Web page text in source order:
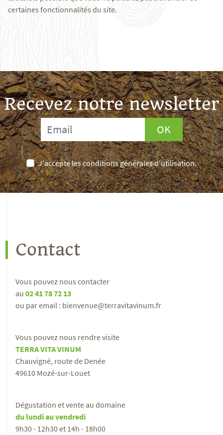
certaines fonctionnalités du site.
Recevez notre newsletter
OK
J'accepte les conditions générales d'utilisation.
Contact
Vous pouvez nous contacter
au 02 41 78 72 13
ou par email : bienvenue@terravitavinum.fr
Vous pouvez nous rendre visite
TERRA VITA VINUM
Chauvigné, route de Denée
49610 Mozé-sur-Louet
Dégustation et vente au domaine
du lundi au vendredi
9h30 - 12h30 et 14h - 18h00